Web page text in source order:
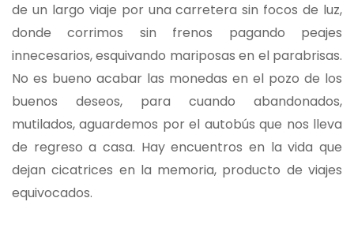
de un largo viaje por una carretera sin focos de luz,
donde corrimos sin frenos pagando peajes
innecesarios, esquivando mariposas en el parabrisas.
No es bueno acabar las monedas en el pozo de los
buenos deseos, para cuando abandonados,
mutilados, aguardemos por el autobús que nos lleva
de regreso a casa. Hay encuentros en la vida que
dejan cicatrices en la memoria, producto de viajes
equivocados.